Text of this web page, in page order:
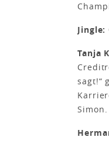
Tanja
sagt!“
Simon.